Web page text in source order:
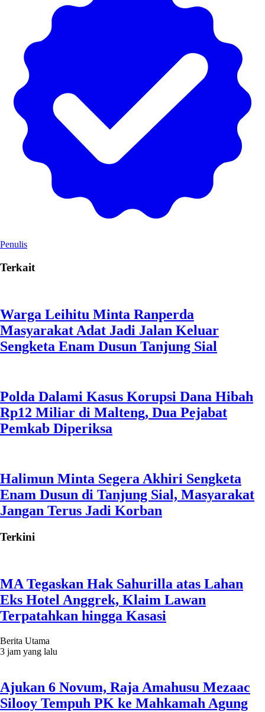
Penulis
Terkait
Warga Leihitu Minta Ranperda
Masyarakat Adat Jadi Jalan Keluar
Sengketa Enam Dusun Tanjung Sial
Polda Dalami Kasus Korupsi Dana Hibah
Rp12 Miliar di Malteng, Dua Pejabat
Pemkab Diperiksa
Halimun Minta Segera Akhiri Sengketa
Enam Dusun di Tanjung Sial, Masyarakat
Jangan Terus Jadi Korban
Terkini
MA Tegaskan Hak Sahurilla atas Lahan
Eks Hotel Anggrek, Klaim Lawan
Terpatahkan hingga Kasasi
Berita Utama
3 jam yang lalu
Ajukan 6 Novum, Raja Amahusu Mezaac
Silooy Tempuh PK ke Mahkamah Agung